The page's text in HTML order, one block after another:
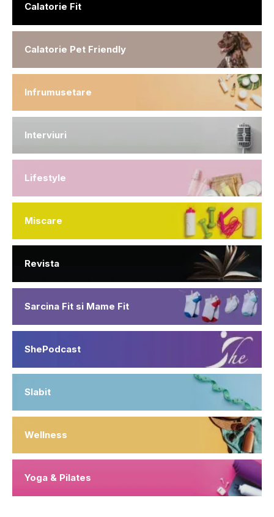
Calatorie Fit
Calatorie Pet Friendly
Infrumusetare
Interviuri
Lifestyle
Miscare
Revista
Sarcina Fit si Mame Fit
ShePodcast
Slabit
Wellness
Yoga & Pilates